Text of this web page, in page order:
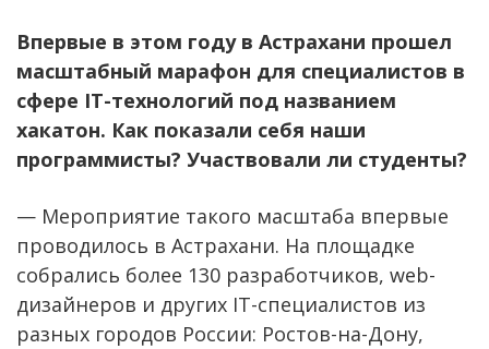
Впервые в этом году в Астрахани прошел
масштабный марафон для специалистов в
сфере IT-технологий под названием
хакатон. Как показали себя наши
программисты? Участвовали ли студенты?
— Мероприятие такого масштаба впервые
проводилось в Астрахани. На площадке
собрались более 130 разработчиков, web-
дизайнеров и других IT-специалистов из
разных городов России: Ростов-на-Дону,